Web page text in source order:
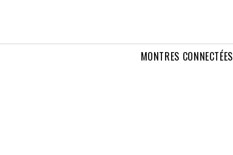
MONTRES CONNECTÉES